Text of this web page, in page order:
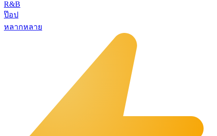
R&B
ป๊อป
หลากหลาย